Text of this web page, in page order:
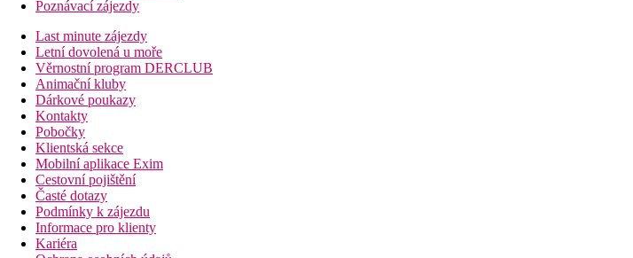
Poznávací zájezdy
Last minute zájezdy
Letní dovolená u moře
Věrnostní program DERCLUB
Animační kluby
Dárkové poukazy
Kontakty
Pobočky
Klientská sekce
Mobilní aplikace Exim
Cestovní pojištění
Časté dotazy
Podmínky k zájezdu
Informace pro klienty
Kariéra